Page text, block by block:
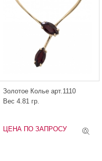
Золотое Колье арт.1110
Вес 4.81 гр.
ЦЕНА ПО ЗАПРОСУ